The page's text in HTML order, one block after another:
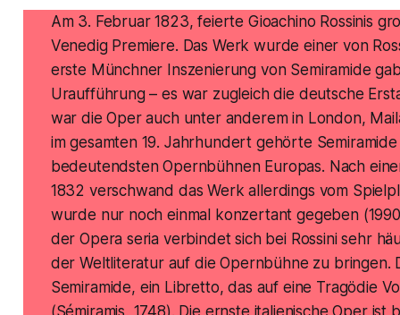
Am 3. Februar 1823, feierte Gioachino Rossinis
Venedig Premiere. Das Werk wurde einer von
erste Münchner Inszenierung von Semiramide
Uraufführung – es war zugleich die deutsche
war die Oper auch unter anderem in London,
im gesamten 19. Jahrhundert gehörte Semiramide
bedeutendsten Opernbühnen Europas. Nach
1832 verschwand das Werk allerdings vom
wurde nur noch einmal konzertant gegeben
der Opera seria verbindet sich bei Rossini sehr
der Weltliteratur auf die Opernbühne zu bringen.
Semiramide, ein Libretto, das auf eine Tragödie